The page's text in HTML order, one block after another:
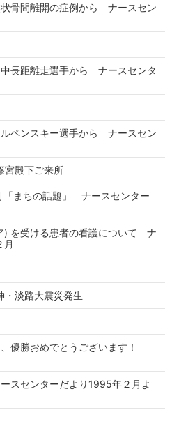
骨間離開の症例から ナースセン
長距離走選手から ナースセンタ
ペンスキー選手から ナースセン
殿下ご来所
「まちの話題」 ナースセンター
) を受ける患者の看護について ナ
月
淡路大震災発生
優勝おめでとうございます！
スセンターだより1995年２月よ